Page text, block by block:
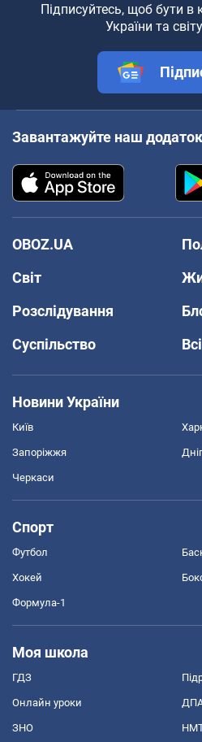
Підписуйтесь, щоб бути в
України та
Завантажуйте наш додаток
OBOZ.UA
Світ
Розслідування
Суспільство
Новини України
Київ
Запоріжжя
Черкаси
Спорт
Футбол
Хокей
Формула-1
Моя школа
ГДЗ
Онлайн уроки
ЗНО